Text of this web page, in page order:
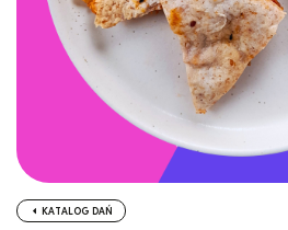
KATALOG DAŃ